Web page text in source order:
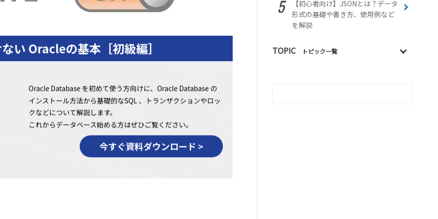
【初心者向け】JSONとは？データ
形式の基礎や書き方、使用例など
を解説
TOPIC トピック一覧